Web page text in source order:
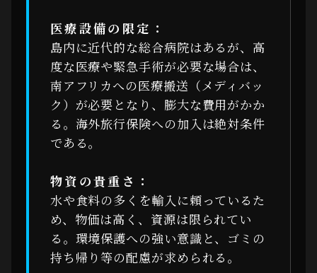
医療設備の限定：
島内に近代的な総合病院はあるが、高
度な医療や緊急手術が必要な場合は、
南アフリカへの医療搬送（メディバッ
ク）が必要となり、膨大な費用がかか
る。海外旅行保険への加入は絶対条件
である。
物資の貴重さ：
水や食料の多くを輸入に頼っているた
め、物価は高く、資源は限られてい
る。環境保護への強い意識と、ゴミの
持ち帰り等の配慮が求められる。